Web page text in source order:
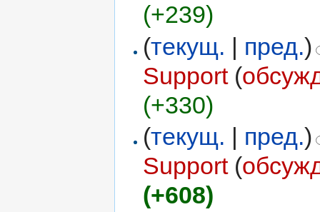
(+239)
(текущ. | пред.)
Support (
(+330)
(текущ. | пред.)
Support (
(+608)